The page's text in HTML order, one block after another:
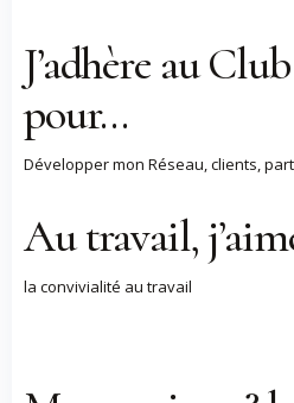
J’adhère au
pour…
Développer mon Réseau, clients,
Au travail,
la convivialité au travail